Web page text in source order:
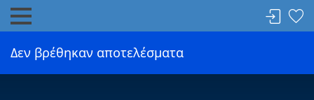
Δεν βρέθηκαν αποτελέσματα